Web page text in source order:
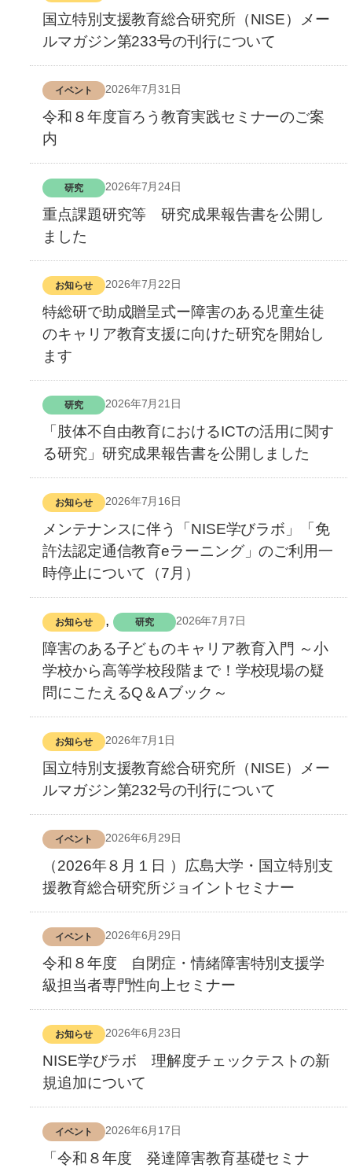
国立特別支援教育総合研究所（NISE）メー
ルマガジン第233号の刊行について
2026年7月31日
イベント
令和８年度盲ろう教育実践セミナーのご案
内
2026年7月24日
研究
重点課題研究等 研究成果報告書を公開し
ました
2026年7月22日
お知らせ
特総研で助成贈呈式ー障害のある児童生徒
のキャリア教育支援に向けた研究を開始し
ます
2026年7月21日
研究
「肢体不自由教育におけるICTの活用に関す
る研究」研究成果報告書を公開しました
2026年7月16日
お知らせ
メンテナンスに伴う「NISE学びラボ」「免
許法認定通信教育eラーニング」のご利用一
時停止について（7月）
2026年7月7日
お知らせ , 研究
障害のある子どものキャリア教育入門 ～小
学校から高等学校段階まで！学校現場の疑
問にこたえるQ＆Aブック～
2026年7月1日
お知らせ
国立特別支援教育総合研究所（NISE）メー
ルマガジン第232号の刊行について
2026年6月29日
イベント
（2026年８月１日 ）広島大学・国立特別支
援教育総合研究所ジョイントセミナー
2026年6月29日
イベント
令和８年度 自閉症・情緒障害特別支援学
級担当者専門性向上セミナー
2026年6月23日
お知らせ
NISE学びラボ 理解度チェックテストの新
規追加について
2026年6月17日
イベント
「令和８年度 発達障害教育基礎セミナ